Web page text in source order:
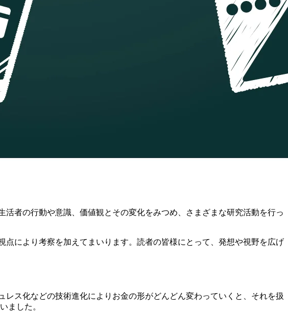
者の行動や意識、価値観とその変化をみつめ、さまざまな研究活動を行っ
により考察を加えてまいります。読者の皆様にとって、発想や視野を広げ
ス化などの技術進化によりお金の形がどんどん変わっていくと、それを扱
ました。